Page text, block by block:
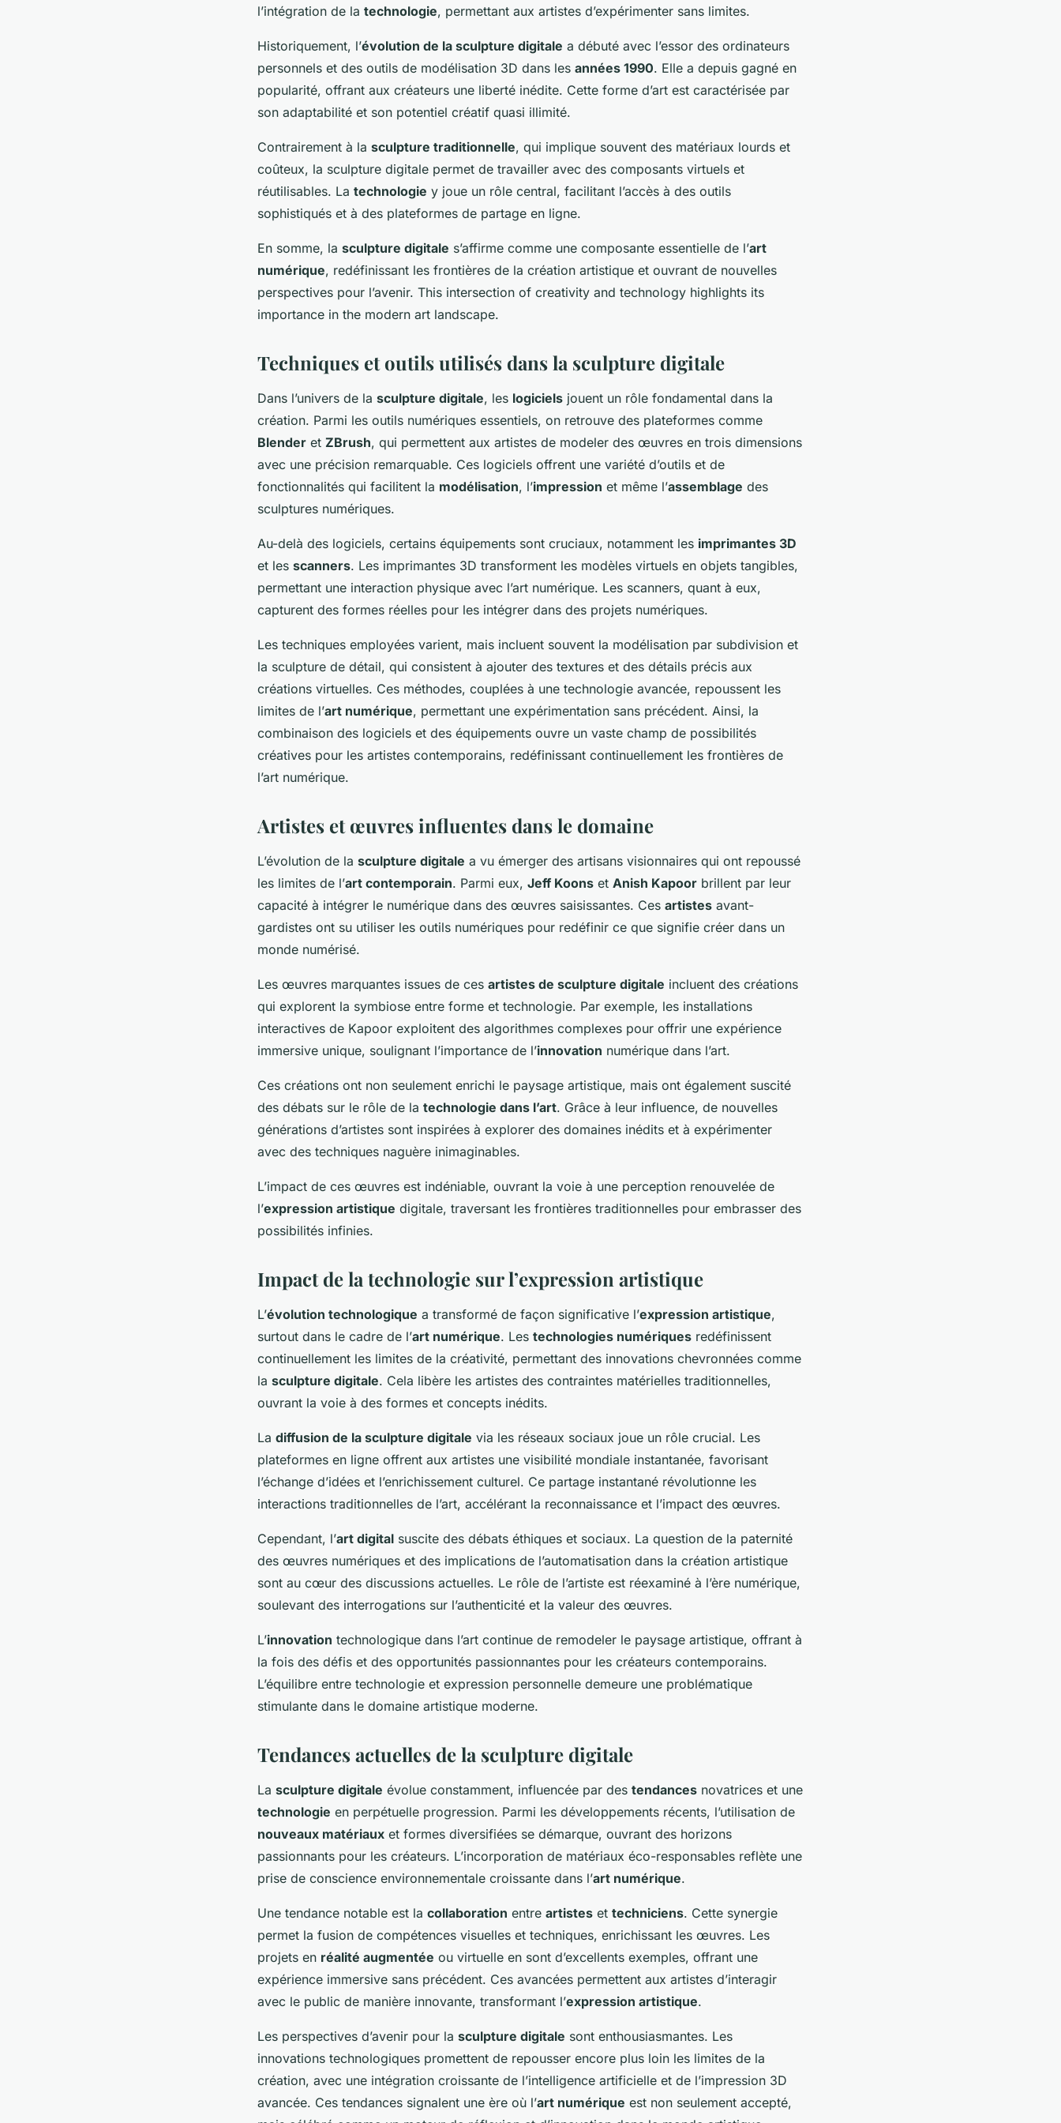
6 min de lecturel’intégration de la technologie, permettant aux artistes d’expérimenter sans limites.
Historiquement, l’évolution de la sculpture digitale a débuté avec l’essor des ordinateurs
personnels et des outils de modélisation 3D dans les années 1990. Elle a depuis gagné en
popularité, offrant aux créateurs une liberté inédite. Cette forme d’art est caractérisée par
son adaptabilité et son potentiel créatif quasi illimité.
Contrairement à la sculpture traditionnelle, qui implique souvent des matériaux lourds et
coûteux, la sculpture digitale permet de travailler avec des composants virtuels et
réutilisables. La technologie y joue un rôle central, facilitant l’accès à des outils
sophistiqués et à des plateformes de partage en ligne.
En somme, la sculpture digitale s’affirme comme une composante essentielle de l’art
numérique, redéfinissant les frontières de la création artistique et ouvrant de nouvelles
perspectives pour l’avenir. This intersection of creativity and technology highlights its
importance in the modern art landscape.
Techniques et outils utilisés dans la sculpture digitale
Dans l’univers de la sculpture digitale, les logiciels jouent un rôle fondamental dans la
création. Parmi les outils numériques essentiels, on retrouve des plateformes comme
Blender et ZBrush, qui permettent aux artistes de modeler des œuvres en trois dimensions
avec une précision remarquable. Ces logiciels offrent une variété d’outils et de
fonctionnalités qui facilitent la modélisation, l’impression et même l’assemblage des
sculptures numériques.
Au-delà des logiciels, certains équipements sont cruciaux, notamment les imprimantes 3D
et les scanners. Les imprimantes 3D transforment les modèles virtuels en objets tangibles,
permettant une interaction physique avec l’art numérique. Les scanners, quant à eux,
capturent des formes réelles pour les intégrer dans des projets numériques.
Les techniques employées varient, mais incluent souvent la modélisation par subdivision et
la sculpture de détail, qui consistent à ajouter des textures et des détails précis aux
créations virtuelles. Ces méthodes, couplées à une technologie avancée, repoussent les
limites de l’art numérique, permettant une expérimentation sans précédent. Ainsi, la
combinaison des logiciels et des équipements ouvre un vaste champ de possibilités
créatives pour les artistes contemporains, redéfinissant continuellement les frontières de
l’art numérique.
Artistes et œuvres influentes dans le domaine
L’évolution de la sculpture digitale a vu émerger des artisans visionnaires qui ont repoussé
les limites de l’art contemporain. Parmi eux, Jeff Koons et Anish Kapoor brillent par leur
capacité à intégrer le numérique dans des œuvres saisissantes. Ces artistes avant-
gardistes ont su utiliser les outils numériques pour redéfinir ce que signifie créer dans un
monde numérisé.
Les œuvres marquantes issues de ces artistes de sculpture digitale incluent des créations
qui explorent la symbiose entre forme et technologie. Par exemple, les installations
interactives de Kapoor exploitent des algorithmes complexes pour offrir une expérience
immersive unique, soulignant l’importance de l’innovation numérique dans l’art.
Ces créations ont non seulement enrichi le paysage artistique, mais ont également suscité
des débats sur le rôle de la technologie dans l’art. Grâce à leur influence, de nouvelles
générations d’artistes sont inspirées à explorer des domaines inédits et à expérimenter
avec des techniques naguère inimaginables.
L’impact de ces œuvres est indéniable, ouvrant la voie à une perception renouvelée de
l’expression artistique digitale, traversant les frontières traditionnelles pour embrasser des
possibilités infinies.
Impact de la technologie sur l’expression artistique
L’évolution technologique a transformé de façon significative l’expression artistique,
surtout dans le cadre de l’art numérique. Les technologies numériques redéfinissent
continuellement les limites de la créativité, permettant des innovations chevronnées comme
la sculpture digitale. Cela libère les artistes des contraintes matérielles traditionnelles,
ouvrant la voie à des formes et concepts inédits.
La diffusion de la sculpture digitale via les réseaux sociaux joue un rôle crucial. Les
plateformes en ligne offrent aux artistes une visibilité mondiale instantanée, favorisant
l’échange d’idées et l’enrichissement culturel. Ce partage instantané révolutionne les
interactions traditionnelles de l’art, accélérant la reconnaissance et l’impact des œuvres.
Cependant, l’art digital suscite des débats éthiques et sociaux. La question de la paternité
des œuvres numériques et des implications de l’automatisation dans la création artistique
sont au cœur des discussions actuelles. Le rôle de l’artiste est réexaminé à l’ère numérique,
soulevant des interrogations sur l’authenticité et la valeur des œuvres.
L’innovation technologique dans l’art continue de remodeler le paysage artistique, offrant à
la fois des défis et des opportunités passionnantes pour les créateurs contemporains.
L’équilibre entre technologie et expression personnelle demeure une problématique
stimulante dans le domaine artistique moderne.
Tendances actuelles de la sculpture digitale
La sculpture digitale évolue constamment, influencée par des tendances novatrices et une
technologie en perpétuelle progression. Parmi les développements récents, l’utilisation de
nouveaux matériaux et formes diversifiées se démarque, ouvrant des horizons
passionnants pour les créateurs. L’incorporation de matériaux éco-responsables reflète une
prise de conscience environnementale croissante dans l’art numérique.
Une tendance notable est la collaboration entre artistes et techniciens. Cette synergie
permet la fusion de compétences visuelles et techniques, enrichissant les œuvres. Les
projets en réalité augmentée ou virtuelle en sont d’excellents exemples, offrant une
expérience immersive sans précédent. Ces avancées permettent aux artistes d’interagir
avec le public de manière innovante, transformant l’expression artistique.
Les perspectives d’avenir pour la sculpture digitale sont enthousiasmantes. Les
innovations technologiques promettent de repousser encore plus loin les limites de la
création, avec une intégration croissante de l’intelligence artificielle et de l’impression 3D
avancée. Ces tendances signalent une ère où l’art numérique est non seulement accepté,